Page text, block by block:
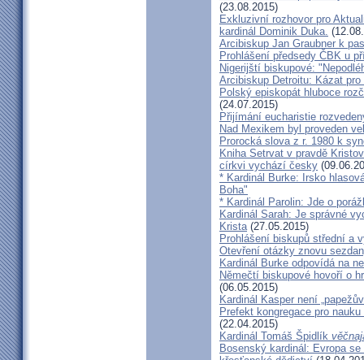
(23.08.2015)
Exkluzivní rozhovor pro
kardinál Dominik Duka.
Arcibiskup Jan Graubner k
Prohlášení předsedy ČBK u
Nigerijští biskupové:
Arcibiskup Detroitu: Kázat
Polský episkopát hluboce
(24.07.2015)
Přijímání eucharistie
Nad Mexikem byl proveden
Prorocká slova z r. 1980 k
Kniha Setrvat v pravdě
církvi vychází česky
* Kardinál Burke: Irsko
Boha"
* Kardinál Parolin: Jde o
Kardinál Sarah: Je správné
Krista(27.05.2015)
Prohlášení biskupů střední a
Otevření otázky znovu
Kardinál Burke odpovídá na
Němečtí biskupové hovoří o
(06.05.2015)
Kardinál Kasper není
Prefekt kongregace pro
(22.04.2015)
Kardinál Tomáš Špidlík
Bosenský kardinál: Evropa